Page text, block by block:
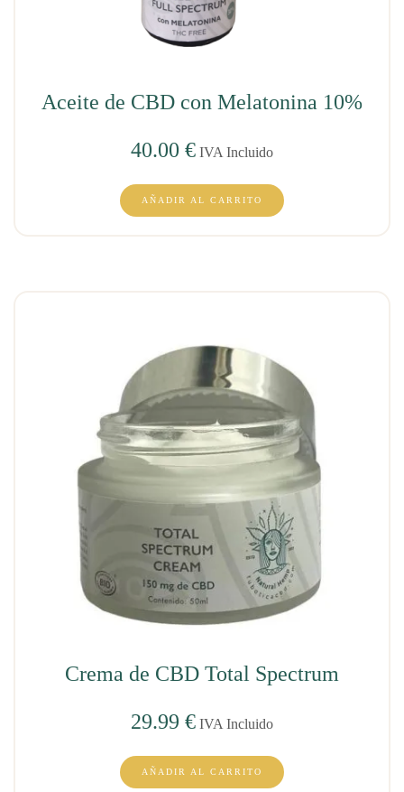
Aceite de CBD con Melatonina 10%
40.00 € IVA Incluido
AÑADIR AL CARRITO
Crema de CBD Total Spectrum
29.99 € IVA Incluido
AÑADIR AL CARRITO